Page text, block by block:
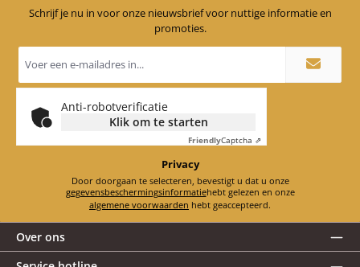
Schrijf je nu in voor onze nieuwsbrief voor nuttige informatie en
promoties.
E-
mailadres
Anti-robotverificatie
Klik om te starten
FriendlyCaptcha ⇗
Privacy
Door doorgaan te selecteren, bevestigt u dat u onze
gegevensbeschermingsinformatie
hebt gelezen en onze
algemene voorwaarden hebt geaccepteerd.
Over ons